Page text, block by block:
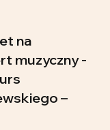
na
muzyczny -
–